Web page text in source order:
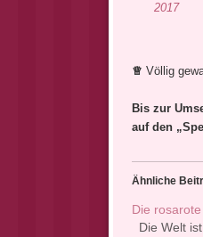
2017
♕ Völlig
Bis zur
auf den
Ähnliche
Die
Die Welt